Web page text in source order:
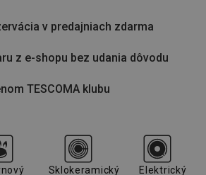
v predajniach zdarma
z e-shopu bez udania dôvodu
TESCOMA klubu
Sklokeramický
Elektrický